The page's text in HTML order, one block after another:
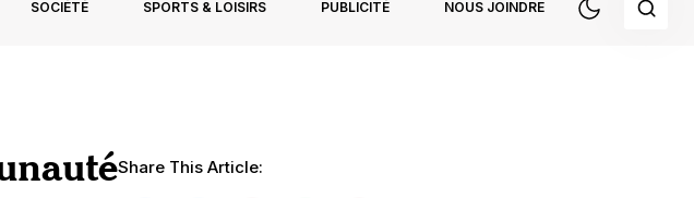
SOCIÉTÉ SPORTS & LOISIRS PUBLICITÉ NOUS JOINDRE
Share This Article: